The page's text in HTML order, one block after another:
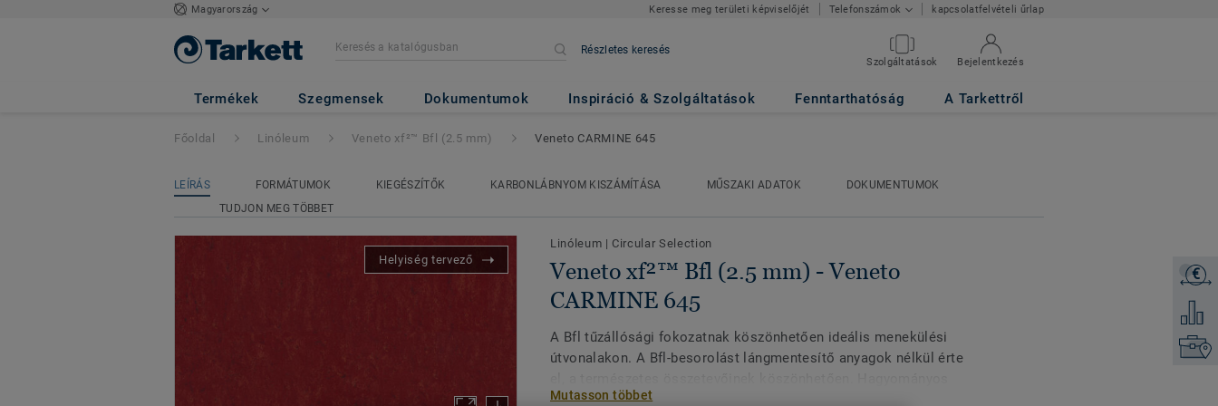
Magyarország Keresse meg területi képviselőjét Telefonszámok kapcsolatfelvételi űrlap
Részletes keresés
Szolgáltatások Bejelentkezés
Termékek Szegmensek Dokumentumok Inspiráció & Szolgáltatások Fenntarthatóság A Tarkettről
Veneto xf²™ Bfl (2.5 mm) - Veneto CARMINE 645
€
Főoldal Linóleum Veneto xf²™ Bfl (2.5 mm) Veneto CARMINE 645
LEÍRÁS FORMÁTUMOK KIEGÉSZÍTŐK KARBONLÁBNYOM KISZÁMÍTÁSA MŰSZAKI ADATOK
DOKUMENTUMOK
TUDJON MEG TÖBBET
Helyiség tervező
Linóleum | Circular Selection
Veneto xf²™ Bfl (2.5 mm) - Veneto
CARMINE 645
A Bfl tűzállósági fokozatnak köszönhetően ideális menekülési
útvonalakon. A Bfl-besorolást lángmentesítő anyagok nélkül érte
márványhatás élénk színekkel az autentikus megjelenésért.
Mutasson többet